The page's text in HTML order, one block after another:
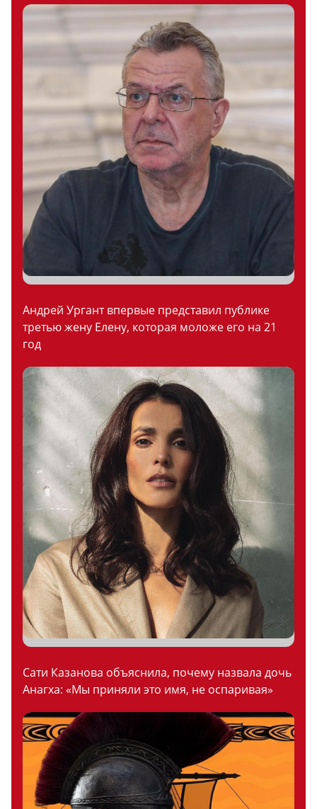
Андрей Ургант впервые представил публике
третью жену Елену, которая моложе его на 21
год
Сати Казанова объяснила, почему назвала дочь
Анагха: «Мы приняли это имя, не оспаривая»